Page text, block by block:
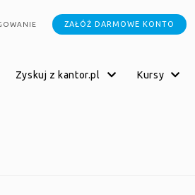
ZAŁÓŻ DARMOWE KONTO
zyskuj z kantor.pl kursy